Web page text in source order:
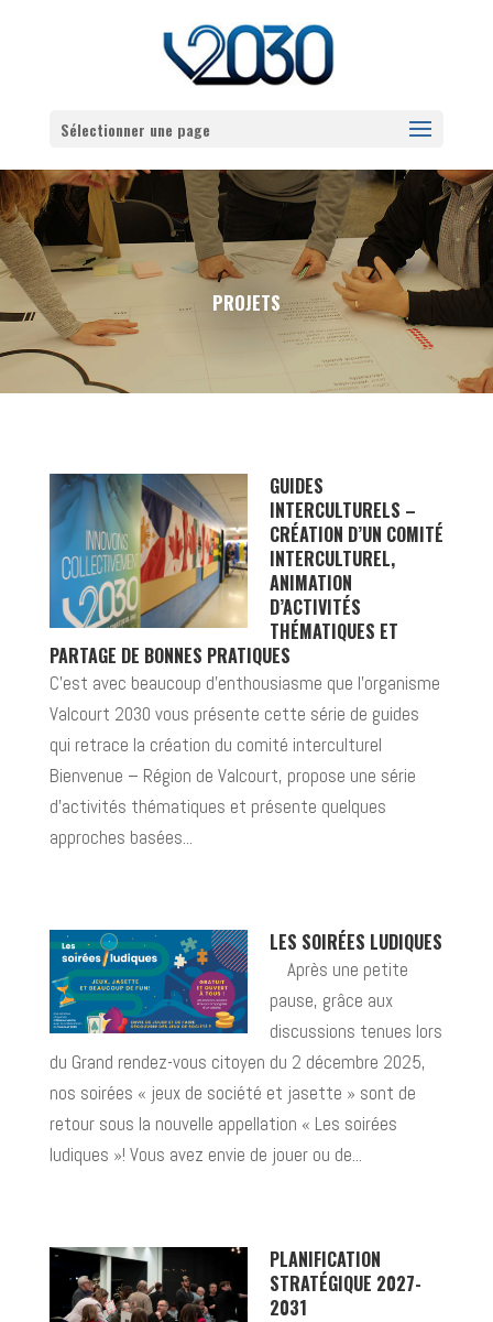
Sélectionner une page
PROJETS
GUIDES
INTERCULTURELS –
CRÉATION D’UN COMITÉ
INTERCULTUREL,
ANIMATION
D’ACTIVITÉS
THÉMATIQUES ET
PARTAGE DE BONNES PRATIQUES
C’est avec beaucoup d’enthousiasme que l’organisme
Valcourt 2030 vous présente cette série de guides
qui retrace la création du comité interculturel
Bienvenue – Région de Valcourt, propose une série
d’activités thématiques et présente quelques
approches basées...
LES SOIRÉES LUDIQUES
Après une petite
pause, grâce aux
discussions tenues lors
du Grand rendez-vous citoyen du 2 décembre 2025,
nos soirées « jeux de société et jasette » sont de
retour sous la nouvelle appellation « Les soirées
ludiques »! Vous avez envie de jouer ou de...
PLANIFICATION
STRATÉGIQUE 2027-
2031